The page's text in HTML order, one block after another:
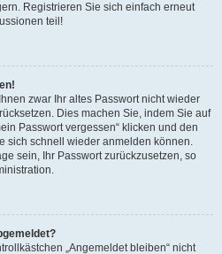
Registrieren Sie sich einfach erneut
teil!
zwar Ihr altes Passwort nicht wieder
Dies machen Sie, indem Sie auf
Passwort vergessen“ klicken und den
sich schnell wieder anmelden können.
sein, Ihr Passwort zurückzusetzen, so
„Angemeldet bleiben“ nicht